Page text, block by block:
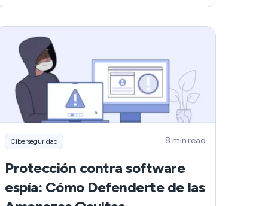
فارسی
Română
Filipino
日本語
incluso adentrarse en mazmorras
multidimensionales. Por supuesto, también hay
que considerar el modo multijugador. Puedes
jugar contra amigos en partidas todos contra
todos o...
Ciberseguridad 8 min read
Protección contra software
espía: Cómo Defenderte de las